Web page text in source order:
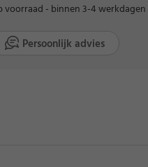
voorraad - binnen 3-4
Persoonlijk advies